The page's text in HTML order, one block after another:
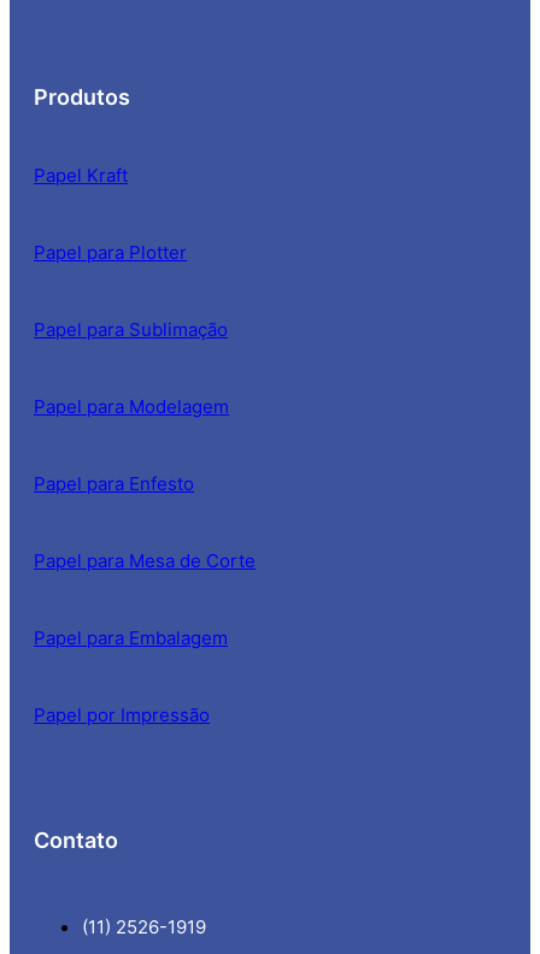
Produtos
Papel Kraft
Papel para Plotter
Papel para Sublimação
Papel para Modelagem
Papel para Enfesto
Papel para Mesa de Corte
Papel para Embalagem
Papel por Impressão
Contato
(11) 2526-1919